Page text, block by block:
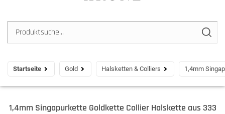
Startseite Gold Halsketten & Colliers 1,4mm
1,4mm Singapurkette Goldkette Collier Halskette aus 333